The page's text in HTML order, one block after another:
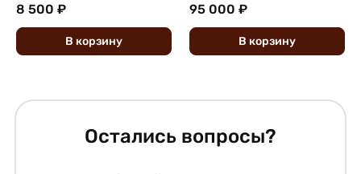
8 500 ₽
В корзину
95 000 ₽
В корзину
Остались вопросы?